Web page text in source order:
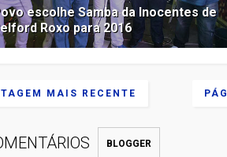
escolhe Samba da Inocentes de
Roxo para 2016
MAIS RECENTE
BLOGGER